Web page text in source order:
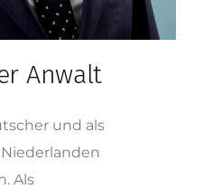
Anwalt
und als
Als